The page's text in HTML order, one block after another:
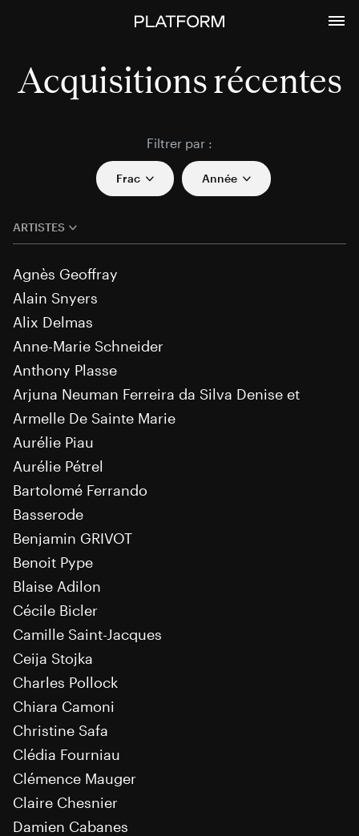
Acquisitions récentes
ARTISTES
Filtrer par :
Frac Année
Agnès Geoffray
Alain Snyers
Alix Delmas
Anne-Marie Schneider
Anthony Plasse
Arjuna Neuman Ferreira da Silva Denise et
Armelle De Sainte Marie
Aurélie Piau
Aurélie Pétrel
Bartolomé Ferrando
Basserode
Benjamin GRIVOT
Benoit Pype
Blaise Adilon
Cécile Bicler
Camille Saint-Jacques
Ceija Stojka
Charles Pollock
Chiara Camoni
Christine Safa
Clédia Fourniau
Clémence Mauger
Claire Chesnier
Damien Cabanes